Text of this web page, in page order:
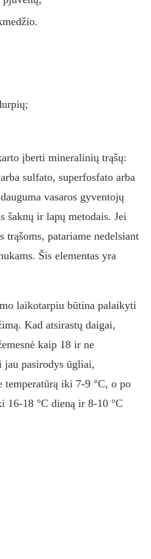
įberti mineralinių trąšų:
sulfato, superfosfato arba
vasaros gyventojų
šaknų ir lapų metodais. Jei
trąšoms, patariame nedelsiant
Šis elementas yra
laikotarpiu būtina palaikyti
Kad atsirastų daigai,
kaip 18 ir ne
jau pasirodys ūgliai,
temperatūrą iki 7-9 °C, o po
16-18 °C dieną ir 8-10 °C